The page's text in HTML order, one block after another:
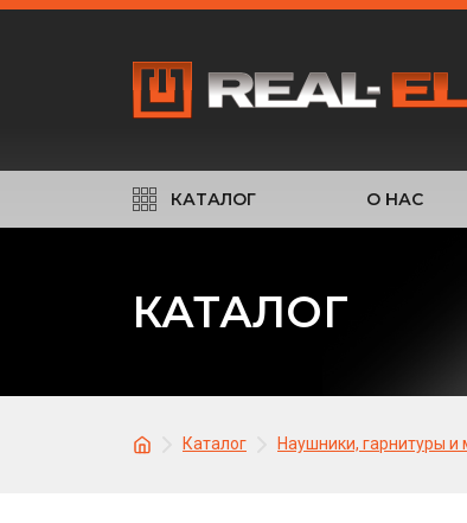
КАТАЛОГ О НАС
КАТАЛОГ
Каталог Наушники, гарнитуры